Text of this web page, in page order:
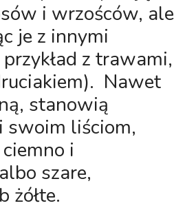
i wrzośców, ale
je z innymi
z trawami,
Nawet
stanowią
swoim liściom,
i
szare,
żółte.